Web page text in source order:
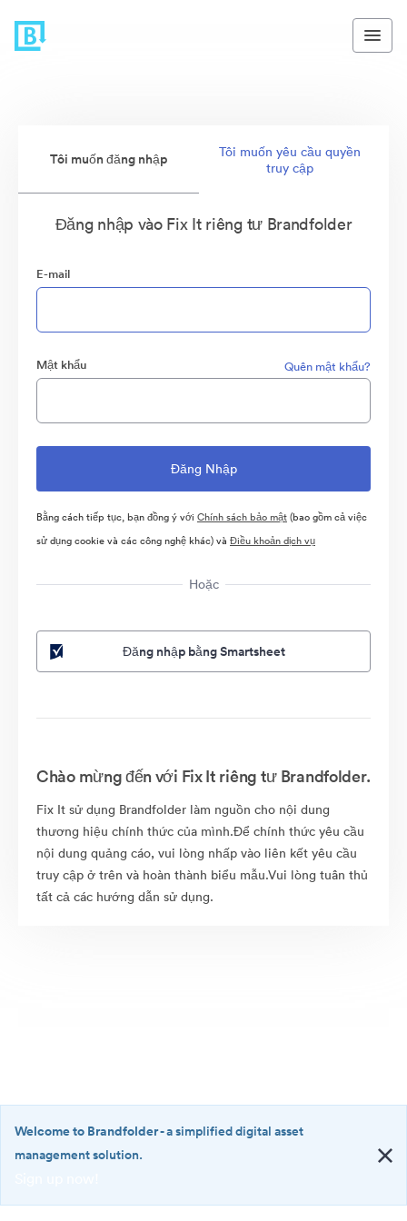
Tôi muốn đăng nhập
Tôi muốn yêu cầu quyền
truy cập
Đăng nhập vào Fix It riêng tư Brandfolder
E-mail
Mật khẩu Quên mật khẩu?
Bằng cách tiếp tục, bạn đồng ý với Chính sách bảo mật(bao gồm cả việc
sử dụng cookie và các công nghệ khác) và Điều khoản dịch vụ
Hoặc
Đăng nhập bằng Smartsheet
Chào mừng đến với Fix It riêng tư Brandfolder.
Fix It sử dụng Brandfolder làm nguồn cho nội dung
thương hiệu chính thức của mình.Để chính thức yêu cầu
nội dung quảng cáo, vui lòng nhấp vào liên kết yêu cầu
truy cập ở trên và hoàn thành biểu mẫu.Vui lòng tuân thủ
tất cả các hướng dẫn sử dụng.
·
Welcome to Brandfolder- a simplified digital asset
management solution.